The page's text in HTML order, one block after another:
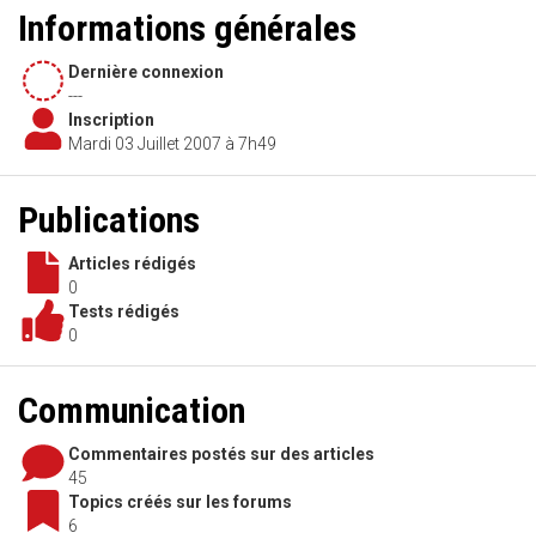
Informations générales
Dernière connexion
---
Inscription
Mardi 03 Juillet 2007 à 7h49
Publications
Articles rédigés
0
Tests rédigés
0
Communication
Commentaires postés sur des articles
45
Topics créés sur les forums
6